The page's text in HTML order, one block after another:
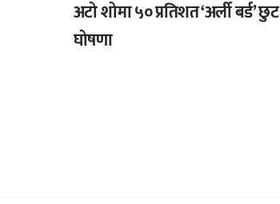
अटो शोमा ५० प्रतिशत ‘अर्ली बर्ड’ छुट
घोषणा